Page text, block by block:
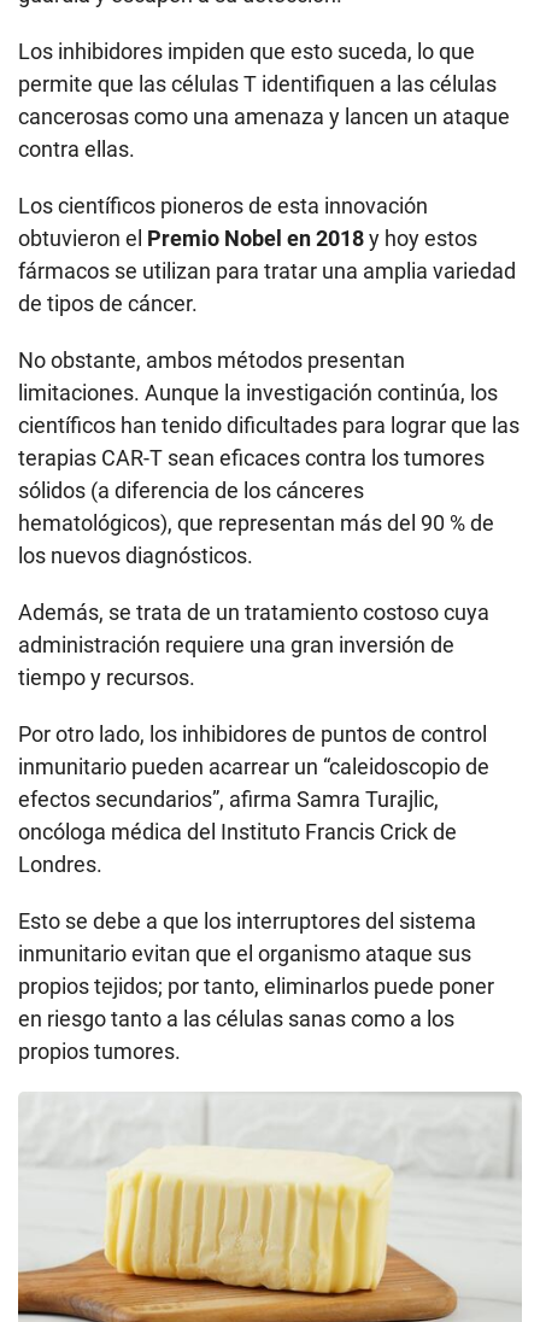
Los inhibidores impiden que esto suceda, lo que
permite que las células T identifiquen a las células
cancerosas como una amenaza y lancen un ataque
contra ellas.
Los científicos pioneros de esta innovación
obtuvieron el Premio Nobel en 2018y hoy estos
fármacos se utilizan para tratar una amplia variedad
de tipos de cáncer.
No obstante, ambos métodos presentan
limitaciones. Aunque la investigación continúa, los
científicos han tenido dificultades para lograr que las
terapias CAR-T sean eficaces contra los tumores
sólidos (a diferencia de los cánceres
hematológicos), que representan más del 90 % de
los nuevos diagnósticos.
Además, se trata de un tratamiento costoso cuya
administración requiere una gran inversión de
tiempo y recursos.
Por otro lado, los inhibidores de puntos de control
inmunitario pueden acarrear un “caleidoscopio de
efectos secundarios”, afirma Samra Turajlic,
oncóloga médica del Instituto Francis Crick de
Londres.
Esto se debe a que los interruptores del sistema
inmunitario evitan que el organismo ataque sus
propios tejidos; por tanto, eliminarlos puede poner
en riesgo tanto a las células sanas como a los
propios tumores.